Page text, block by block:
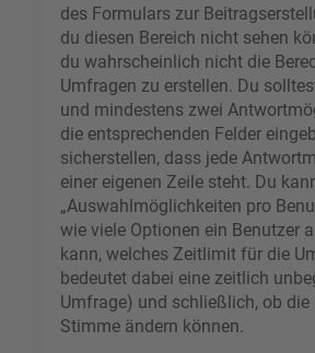
des Formulars zur
du diesen Bereich nicht sehen
du wahrscheinlich nicht die
Umfragen zu erstellen. Du
und mindestens zwei
die entsprechenden Felder
sicherstellen, dass jede
einer eigenen Zeile steht. Du
„Auswahlmöglichkeiten pro
wie viele Optionen ein Benutzer
kann, welches Zeitlimit für die
bedeutet dabei eine zeitlich
Umfrage) und schließlich, ob die
Stimme ändern können.